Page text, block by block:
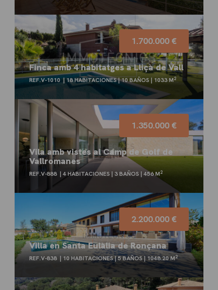
Finca amb 4 habitatges a Lliçà de Vall
REF.V-1010 18 HABITACIONES 10 BAÑOS 1033 M2
1.700.000 €
Vila amb vistes al Camp de Golf de
Vallromanes
REF.V-888 4 HABITACIONES 3 BAÑOS 456 M2
1.350.000 €
Villa en Santa Eulàlia de Ronçana
REF.V-838 10 HABITACIONES 5 BAÑOS 1048.20 M2
2.200.000 €